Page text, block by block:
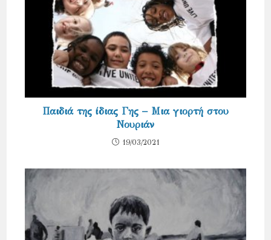
Παιδιά της ίδιας Γης – Μια γιορτή στου
Νουριάν
19/03/2021